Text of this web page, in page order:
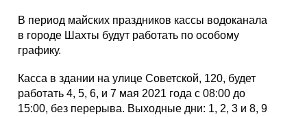
В период майских праздников кассы водоканала
в городе Шахты будут работать по особому
графику.
Касса в здании на улице Советской, 120, будет
работать 4, 5, 6, и 7 мая 2021 года с 08:00 до
15:00, без перерыва. Выходные дни: 1, 2, 3 и 8, 9